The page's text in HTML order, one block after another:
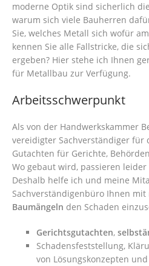
moderne Optik sind sicherlich
warum sich viele Bauherren
Sie, welches Metall sich wofür
kennen Sie alle Fallstricke, die
ergeben? Hier stehe ich Ihnen
für Metallbau zur Verfügung.
Arbeitsschwerpunkt
Als von der Handwerkskammer
vereidigter Sachverständiger für
Gutachten für Gerichte,
Wo gebaut wird, passieren
Deshalb helfe ich und meine
Sachverständigenbüro Ihnen
Baumängeln den Schaden
Gerichtsgutachten,
Schadensfeststellung,
von Lösungskonzepten